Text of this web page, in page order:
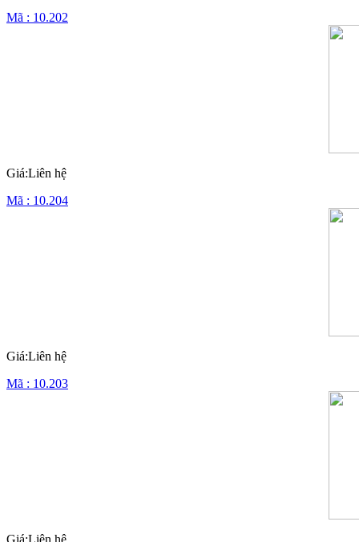
Mã : 10.202
Giá:Liên hệ
Mã : 10.204
Giá:Liên hệ
Mã : 10.203
Giá:Liên hệ